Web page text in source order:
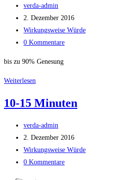
Beitrags-
Autor:
verda-admin
Beitrag
veröffentlicht:
2. Dezember 2016
Beitrags-
Kategorie:
Wirkungsweise Würde
Beitrags-
0 Kommentare
bis zu 90% Genesung
Weiterlesen
10-15 Minuten
Beitrags-
Autor:
verda-admin
Beitrag
veröffentlicht:
2. Dezember 2016
Beitrags-
Kategorie:
Wirkungsweise Würde
Beitrags-
0 Kommentare